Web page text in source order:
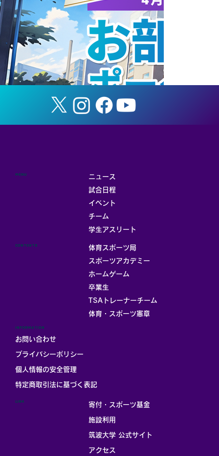
ANAホールディングス株式会社と連携協
定を締結
ニュース
試合日程
イベント
チーム
学生アスリート
MENU
体育スポーツ局
スポーツアカデミー
ホームゲーム
卒業生
TSAトレーナーチーム
体育・スポーツ憲章
CONTENTS
寄付・スポーツ基金
施設利用
筑波大学 公式サイト
アクセス
LINK
INFORMATION
お問い合わせ
プライバシーポリシー
個人情報の安全管理
​特定商取引法に基づく表記